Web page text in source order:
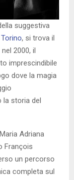
suggestiva
Torino, si trova il
2000, il
imprescindibile
dove la magia
la storia del
Adriana
François
un percorso
completa sul